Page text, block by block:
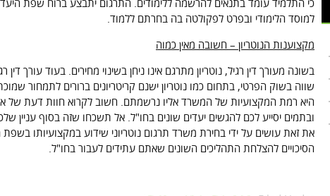
כי התלמיד עומד בתנאים להרשמה ללימודים. התרגום יתבצע ברוח שפת
למוסד הלימודי ובפרט לפקולטה בה בחרתם ללמוד.
מקצוענות הנוטריון – חשובה מאין כמוה
בשונה מעורך דין רגיל, נוטריון מתרגם אינו ניחן בשינוי מחירים. בעוד
שווה בשוק הפרטי, בתחום כמו נוטריון ישנם קריטריונים ברורים לתמחור
היא רמת המקצועיות של המשרד אליו נרשמתם. חשוב לקרוא חוות דעת של
ובתמים יסייע לכם להגשים יעדים שונים בחו"ל. אל תשכחו שזה בסוף עניין
את זאת עושים על ידי בחירת משרד תרגום נוטריוני שידוע במקצועיותו
הסיכויים להצלחת התהליכים השונים שאתם עתידים לעבור בחו"ל.